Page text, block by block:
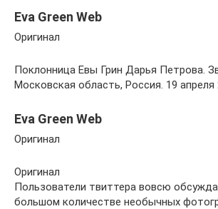
Eva Green Web
Оригинал
Поклонница Евы Грин Дарья Петрова.
Московская область, Россия. 19 апреля
Eva Green Web
Оригинал
Оригинал
Пользователи твиттера вовсю
большом количестве необычных